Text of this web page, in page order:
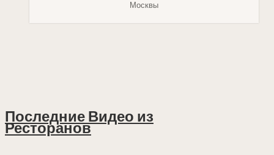
Москвы
Последние Видео из
Ресторанов